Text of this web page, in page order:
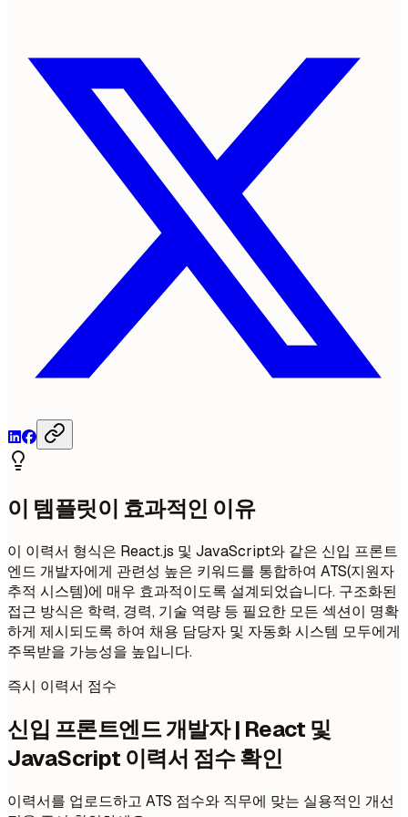
이 템플릿이 효과적인 이유
이 이력서 형식은 React.js 및 JavaScript와 같은 신입 프론트
엔드 개발자에게 관련성 높은 키워드를 통합하여 ATS(지원자
추적 시스템)에 매우 효과적이도록 설계되었습니다. 구조화된
접근 방식은 학력, 경력, 기술 역량 등 필요한 모든 섹션이 명확
하게 제시되도록 하여 채용 담당자 및 자동화 시스템 모두에게
주목받을 가능성을 높입니다.
즉시 이력서 점수
신입 프론트엔드 개발자 | React 및
JavaScript 이력서 점수 확인
이력서를 업로드하고 ATS 점수와 직무에 맞는 실용적인 개선